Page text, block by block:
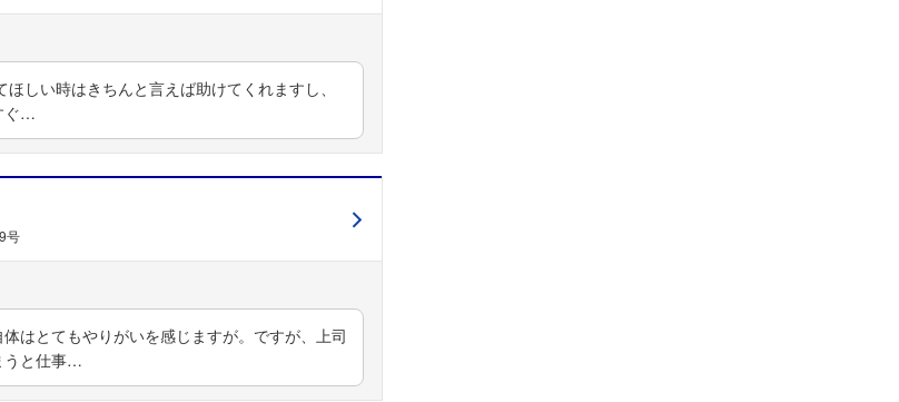
しい時はきちんと言えば助けてくれますし、
ぐ…
号
はとてもやりがいを感じますが。ですが、上司
うと仕事…